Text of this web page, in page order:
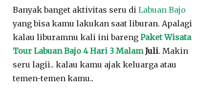
Banyak banget aktivitas seru diLabuan Bajo
yang bisa kamu lakukan saat liburan. Apalagi
kalau liburamnu kali ini barengPaket Wisata
Tour Labuan Bajo 4 Hari 3 MalamJuli. Makin
seru lagii.. kalau kamu ajak keluarga atau
temen-temen kamu..